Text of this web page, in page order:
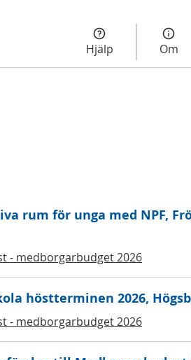
Hjälp Om
rum för unga med NPF,
- medborgarbudget 2026
höstterminen 2026,
- medborgarbudget 2026